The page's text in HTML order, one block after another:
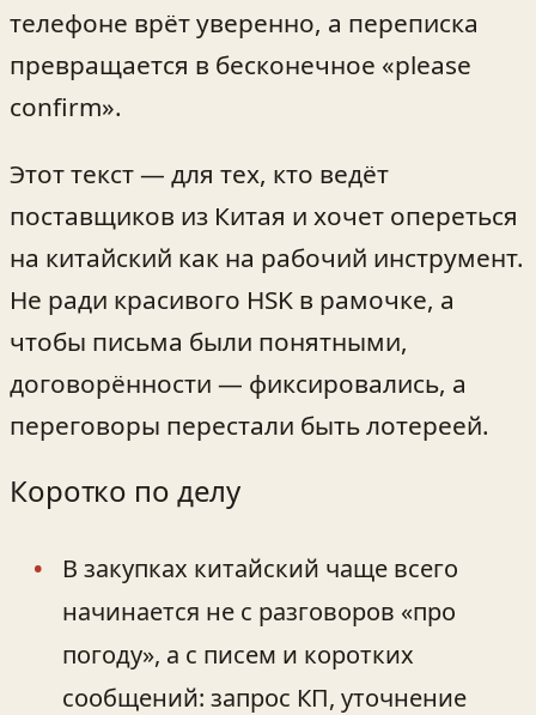
телефоне врёт уверенно, а переписка
превращается в бесконечное «please
confirm».
Этот текст — для тех, кто ведёт
поставщиков из Китая и хочет опереться
на китайский как на рабочий инструмент.
Не ради красивого HSK в рамочке, а
чтобы письма были понятными,
договорённости — фиксировались, а
переговоры перестали быть лотереей.
Коротко по делу
В закупках китайский чаще всего
начинается не с разговоров «про
погоду», а с писем и коротких
сообщений: запрос КП, уточнение